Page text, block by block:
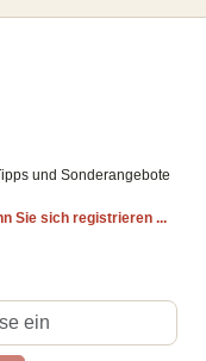
und Sonderangebote
Sie sich registrieren ...